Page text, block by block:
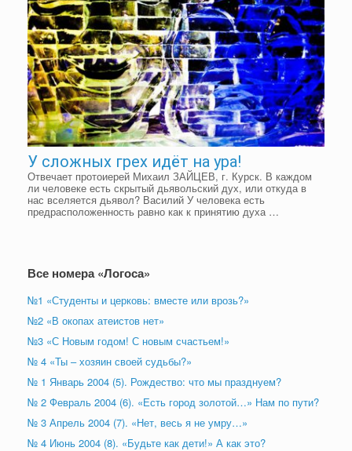
У сложных грех идёт на ура!
Отвечает протоиерей Михаил ЗАЙЦЕВ, г. Курск. В каждом
ли человеке есть скрытый дьявольский дух, или откуда в
нас вселяется дьявол? Василий У человека есть
предрасположенность равно как к принятию духа …
Все номера «Логоса»
№1 «Студенты и церковь: вместе или врозь?»
№2 «В окопах атеистов нет»
№3 «С Новым годом! С новым счастьем!»
№ 4 «Ты – хозяин своей судьбы?»
№ 1 Январь 2004 (5). Рождество: что мы празднуем?
№ 2 Февраль 2004 (6). «Есть город золотой…» Нам по пути?
№ 3 Апрель 2004 (7). «Нет, весь я не умру…»
№ 4 Июнь 2004 (8). «Будьте как дети!» А как это?